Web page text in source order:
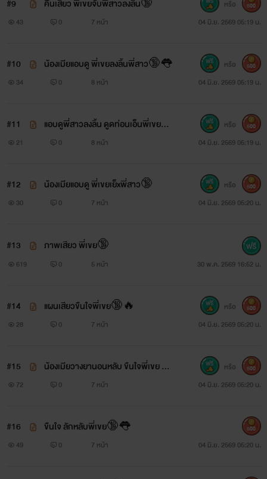
#9 คืนเสียว พี่เขยจับพี่สาวลงลิ้น🔞
43 0 7 หน้า 04 มิ.ย. 2569 05:19 น.
หรือ 500
#10 น้องเมียแอบดู พี่เขยลงลิ้นพี่สาว🔞👅
34 0 8 หน้า 04 มิ.ย. 2569 05:19 น.
หรือ 500
#11
แอบดูพี่สาวลงลิ้น ดูดท่อนเอ็นพี่เขย🔞
👅
21 0 8 หน้า 04 มิ.ย. 2569 05:19 น.
หรือ 500
#12 น้องเมียแอบดู พี่เขยเย็xพี่สาว🔞
30 0 7 หน้า 04 มิ.ย. 2569 05:20 น.
หรือ 500
#13 ภาพเสียว พี่เขย🔞
619 0 5 หน้า 30 พ.ค. 2569 16:52 น.
#14 แผนเสียวขืนใจพี่เขย🔞🔥
28 0 7 หน้า 04 มิ.ย. 2569 05:20 น.
หรือ 500
#15
น้องเมียวางยานอนหลับ ขืนใจพี่เขย 🔞
👅
72 0 7 หน้า 04 มิ.ย. 2569 05:20 น.
หรือ 500
#16 ขืนใจ ลักหลับพี่เขย🔞👅
49 0 7 หน้า 04 มิ.ย. 2569 05:20 น.
500